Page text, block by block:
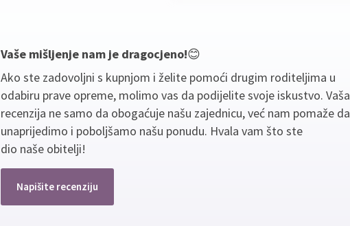
Vaše mišljenje nam je dragocjeno!😊
Ako ste zadovoljni s kupnjom i želite pomoći drugim roditeljima u
odabiru prave opreme, molimo vas da podijelite svoje iskustvo. Vaša
recenzija ne samo da obogaćuje našu zajednicu, već nam pomaže da
unaprijedimo i poboljšamo našu ponudu. Hvala vam što ste
dio naše obitelji!
Napišite recenziju